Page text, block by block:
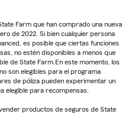
Farm que han comprado una nueva
de 2022. Si bien cualquier persona
es posible que ciertas funciones
no estén disponibles a menos que
de State Farm.En este momento, los
son elegibles para el programa
de póliza pueden experimentar un
elegible para recompensas.
productos de seguros de State